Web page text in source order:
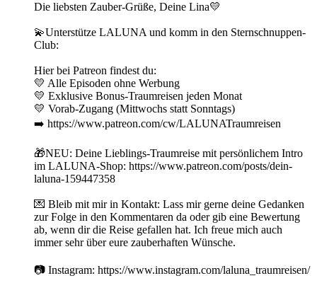
Die liebsten Zauber-Grüße, Deine Lina💛
💫Unterstütze LALUNA und komm in den Sternschnuppen-
Club:
Hier bei Patreon findest du:
💛 Alle Episoden ohne Werbung
💛 Exklusive Bonus-Traumreisen jeden Monat
💛 Vorab-Zugang (Mittwochs statt Sonntags)
➡️ https://www.patreon.com/cw/LALUNATraumreisen
🎁NEU: Deine Lieblings-Traumreise mit persönlichem Intro
im LALUNA-Shop: https://www.patreon.com/posts/dein-
laluna-159447358
💌 Bleib mit mir in Kontakt: Lass mir gerne deine Gedanken
zur Folge in den Kommentaren da oder gib eine Bewertung
ab, wenn dir die Reise gefallen hat. Ich freue mich auch
immer sehr über eure zauberhaften Wünsche.
📷 Instagram: https://www.instagram.com/laluna_traumreisen/